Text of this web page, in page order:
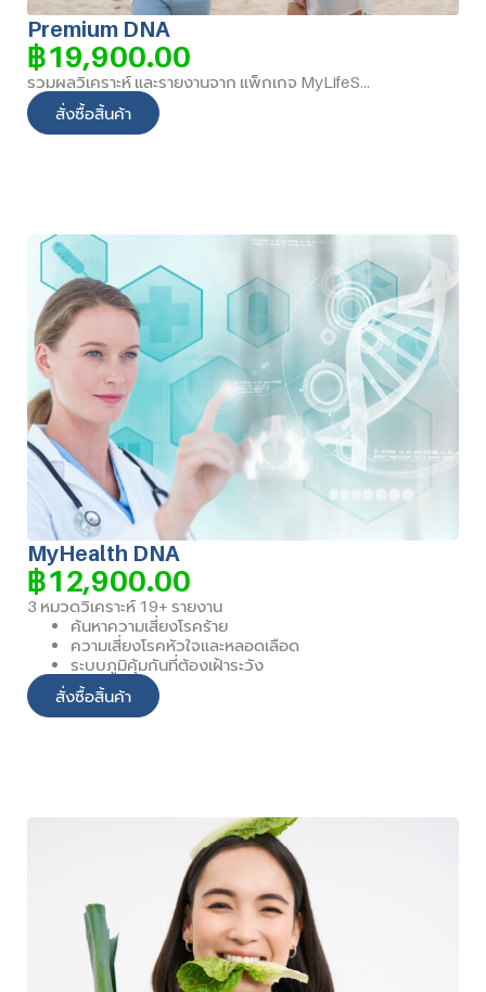
Premium DNA
฿19,900.00
รวมผลวิเคราะห์ และรายงานจาก แพ็กเกจ MyLifeStyle DNA + MyHealth DNA และ เพิ่มเติม ผลวิเคราะห์พิเศษ
สั่งซื้อสิ้นค้า
MyHealth DNA
฿12,900.00
3 หมวดวิเคราะห์ 19+ รายงาน
ค้นหาความเสี่ยงโรคร้าย
ความเสี่ยงโรคหัวใจและหลอดเลือด
ระบบภูมิคุ้มกันที่ต้องเฝ้าระวัง
สั่งซื้อสิ้นค้า